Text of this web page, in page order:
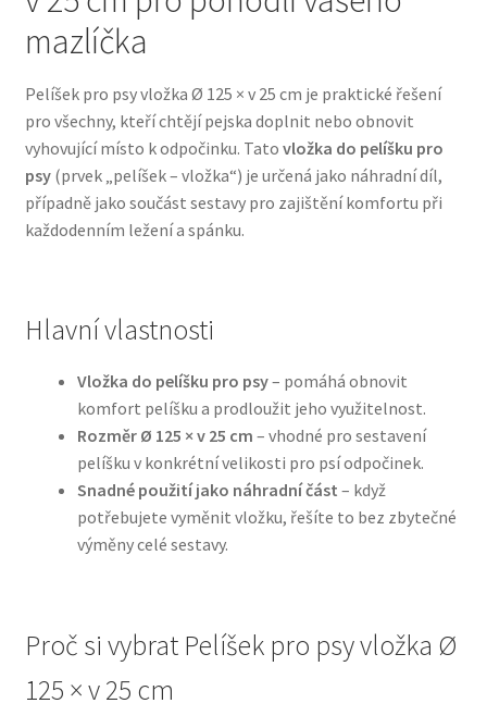
Boudy a výběhy
Bozita pro psy — Švédské krmivo s nordickou kvalitou
Brit pro psy
Granule pro psy
Hill’s pro psy
Hračky pro psy
Konzervy a kapsičky pro psy
Oblečky pro psy
Pamlsky pro psy
mazlíčka
Pelíšek pro psy vložka Ø 125 × v 25 cm je praktické řešení
pro všechny, kteří chtějí pejska doplnit nebo obnovit
vyhovující místo k odpočinku. Tato vložka do pelíšku pro
psy(prvek „pelíšek – vložka“) je určená jako náhradní díl,
případně jako součást sestavy pro zajištění komfortu při
každodenním ležení a spánku.
Hlavní vlastnosti
Vložka do pelíšku pro psy– pomáhá obnovit
komfort pelíšku a prodloužit jeho využitelnost.
Rozměr Ø 125 × v 25 cm – vhodné pro sestavení
pelíšku v konkrétní velikosti pro psí odpočinek.
Snadné použití jako náhradní část – když
potřebujete vyměnit vložku, řešíte to bez zbytečné
výměny celé sestavy.
Proč si vybrat Pelíšek pro psy vložka Ø
125 × v 25 cm